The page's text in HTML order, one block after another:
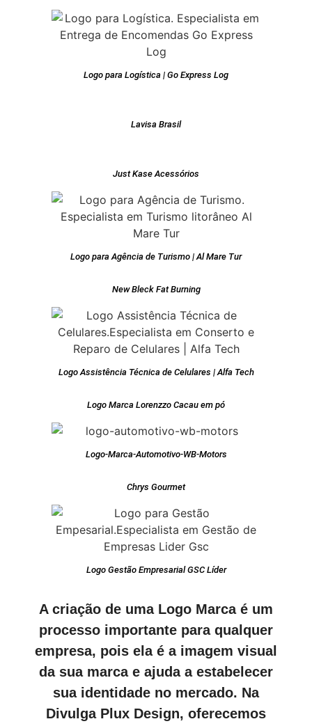
Logo para Logística | Go Express Log
Lavisa Brasil
Just Kase Acessórios
Logo para Agência de Turismo | Al Mare Tur
New Bleck Fat Burning
Logo Assistência Técnica de Celulares | Alfa Tech
Logo Marca Lorenzzo Cacau em pó
Logo-Marca-Automotivo-WB-Motors
Chrys Gourmet
Logo Gestão Empresarial GSC Líder
A criação de uma Logo Marca é um
processo importante para qualquer
empresa, pois ela é a imagem visual
da sua marca e ajuda a estabelecer
sua identidade no mercado. Na
Divulga Plux Design, oferecemos